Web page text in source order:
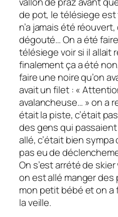
de pot, le télésiege
n’a jamais été
dégouté… On a été
télésiege voir si il allait
finalement ça a été
faire une noire qu’on
avait un filet : «
avalancheuse… » on a
était la piste, c’était
des gens qui
allé, c’était bien sympa
pas eu de
On s’est arrété de
on est allé manger
mon petit bébé et on a
la veille.